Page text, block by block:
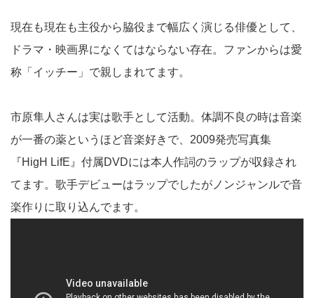
現在も現在も主役から脇役まで幅広く演じる俳優として、
ドラマ・映画界になくてはならない存在。ファンからは愛
称「イッチー」で親しまれてます。
市原隼人さんは実は歌手として活動。体調不良の時は音楽
が一番の薬というほど音楽好きで、2009発売写真集
『HigH LifE』付属DVDには本人作詞のラップが収録され
てます。歌手デビューはラップでしたがノンジャンルで音
楽作りに取り込んでます。